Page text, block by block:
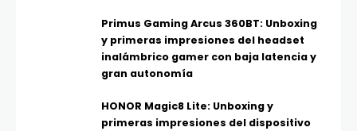
Primus Gaming Arcus 360BT: Unboxing
y primeras impresiones del headset
inalámbrico gamer con baja latencia y
gran autonomía
HONOR Magic8 Lite: Unboxing y
primeras impresiones del dispositivo